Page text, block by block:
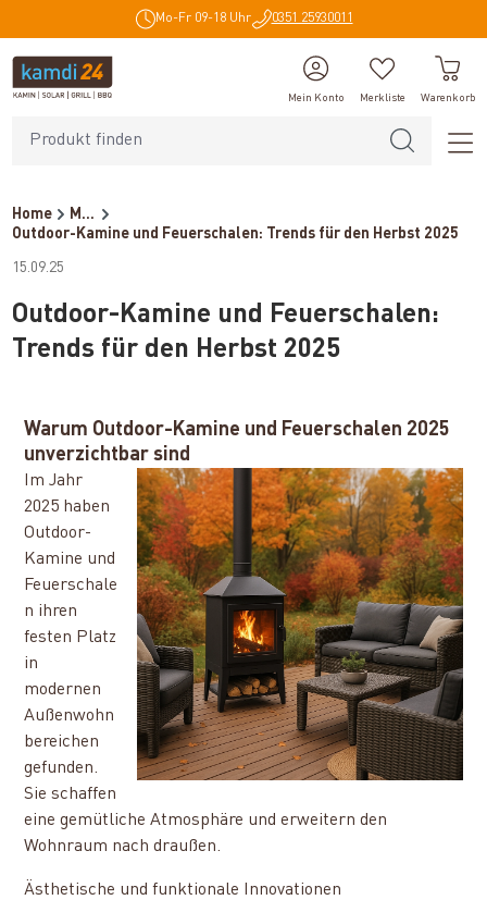
Mo-Fr 09-18 Uhr 0351 25930011
Mein Konto Merkliste Warenkorb
Home
Magazin
Outdoor-Kamine und Feuerschalen: Trends für den Herbst 2025
15.09.25
Outdoor-Kamine und Feuerschalen:
Trends für den Herbst 2025
Warum Outdoor-Kamine und Feuerschalen 2025
unverzichtbar sind
Im Jahr
2025 haben
Outdoor-
Kamine und
Feuerschale
n ihren
festen Platz
in
modernen
Außenwohn
bereichen
gefunden.
Sie schaffen
eine gemütliche Atmosphäre und erweitern den
Wohnraum nach draußen.
Ästhetische und funktionale Innovationen